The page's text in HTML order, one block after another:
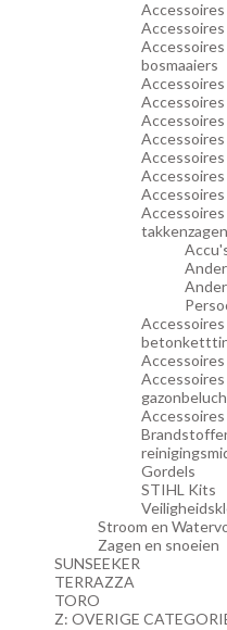
Accessoires
bosmaaiers
Gordels
STIHL Kits
Stroom en
Zagen en snoeien
SUNSEEKER
TERRAZZA
TORO
Z: OVERIGE